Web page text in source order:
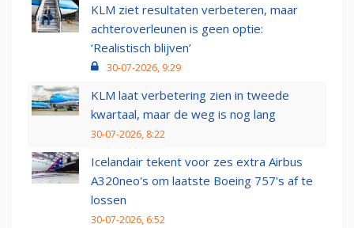
KLM ziet resultaten verbeteren, maar
achteroverleunen is geen optie:
‘Realistisch blijven’
30-07-2026, 9:29
KLM laat verbetering zien in tweede
kwartaal, maar de weg is nog lang
30-07-2026, 8:22
Icelandair tekent voor zes extra Airbus
A320neo's om laatste Boeing 757's af te
lossen
30-07-2026, 6:52